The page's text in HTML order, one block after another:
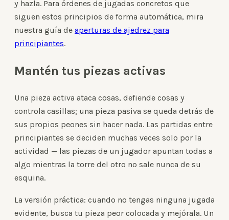
y hazla. Para órdenes de jugadas concretos que
siguen estos principios de forma automática, mira
nuestra guía de aperturas de ajedrez para
principiantes.
Mantén tus piezas activas
Una pieza activa ataca cosas, defiende cosas y
controla casillas; una pieza pasiva se queda detrás de
sus propios peones sin hacer nada. Las partidas entre
principiantes se deciden muchas veces solo por la
actividad — las piezas de un jugador apuntan todas a
algo mientras la torre del otro no sale nunca de su
esquina.
La versión práctica: cuando no tengas ninguna jugada
evidente, busca tu pieza peor colocada y mejórala. Un